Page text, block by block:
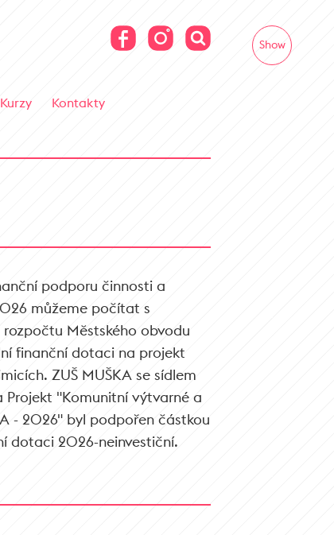
Kurzy Kontakty
podporu činnosti a
můžeme počítat s
Městského obvodu
finanční dotaci na projekt
ZUŠ MUŠKA se sídlem
Projekt "Komunitní výtvarné a
- 2026" byl podpořen částkou
dotaci 2026-neinvestiční.
Show